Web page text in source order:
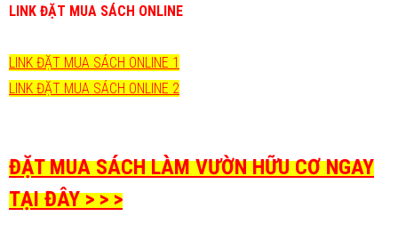
LINK ĐẶT MUA SÁCH ONLINE
LINK ĐẶT MUA SÁCH ONLINE 1
LINK ĐẶT MUA SÁCH ONLINE 2
ĐẶT MUA SÁCH LÀM VƯỜN HỮU CƠ NGAY
TẠI ĐÂY > > >